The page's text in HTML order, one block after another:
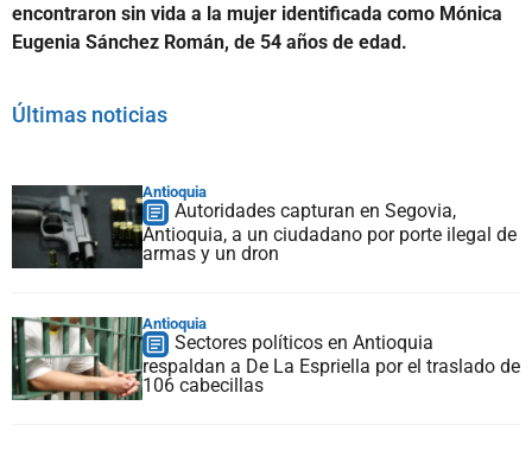
encontraron sin vida a la mujer identificada como Mónica
Eugenia Sánchez Román, de 54 años de edad.
Últimas noticias
Antioquia
Autoridades capturan en Segovia,
Antioquia, a un ciudadano por porte ilegal de
armas y un dron
Antioquia
Sectores políticos en Antioquia
respaldan a De La Espriella por el traslado de
106 cabecillas